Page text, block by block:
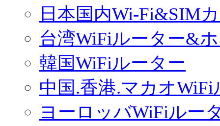
日本国内Wi-Fi&SIM
台湾WiFiルーター&
韓国WiFiルーター
中国.香港.マカオWiFi
ヨーロッバWiFiルー